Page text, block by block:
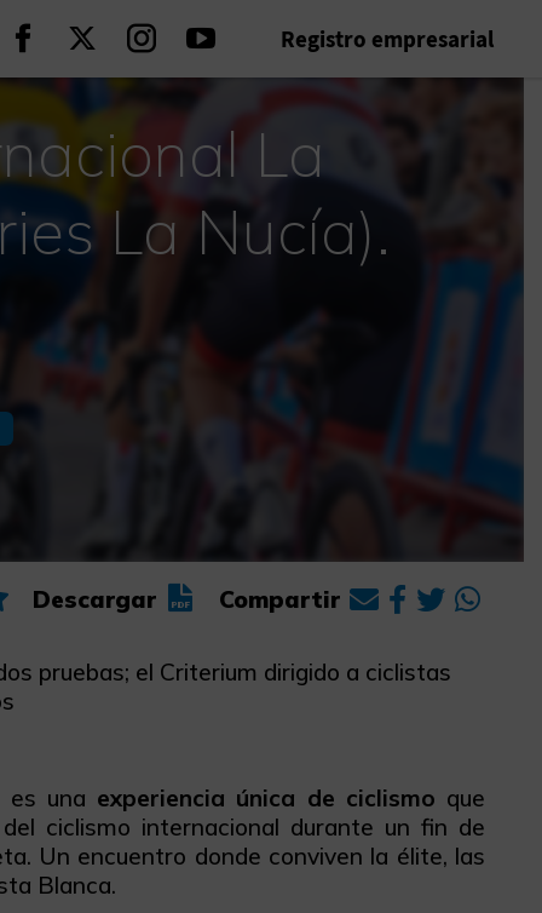
Seguir en Facebook
Seguir en Twitter
Seguir en Instagram
Seguir en Youtube
Registro empresarial
La
La Nucía).
Descargar Compartir
pruebas; el Criterium dirigido a ciclistas
es una experiencia única de ciclismo que
ciclismo internacional durante un fin de
Un encuentro donde conviven la élite, las
Blanca.